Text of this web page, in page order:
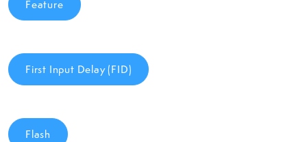
Feature
First Input Delay (FID)
Flash